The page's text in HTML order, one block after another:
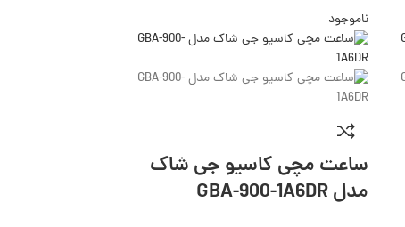
ناموجود
ساعت مچی کاسیو جی شاک
مدل GBA-900-1A6DR